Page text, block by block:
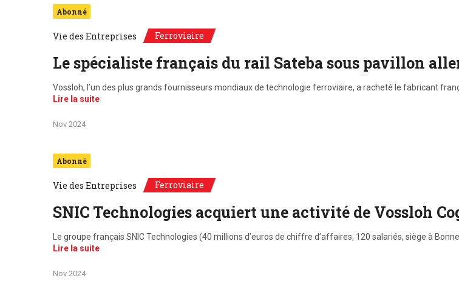
Abonné
Vie des Entreprises Ferroviaire
Le spécialiste français du rail Sateba sous pavillon
Vossloh, l’un des plus grands fournisseurs mondiaux de technologie ferroviaire, a racheté le fabricant
Lire la suite
Nov 2024
Abonné
Vie des Entreprises Ferroviaire
SNIC Technologies acquiert une activité de Vossloh
Le groupe français SNIC Technologies (40 millions d’euros de chiffre d’affaires, 120 salariés, siège à
Lire la suite
Nov 2024